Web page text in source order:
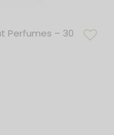
Perfumes – 30